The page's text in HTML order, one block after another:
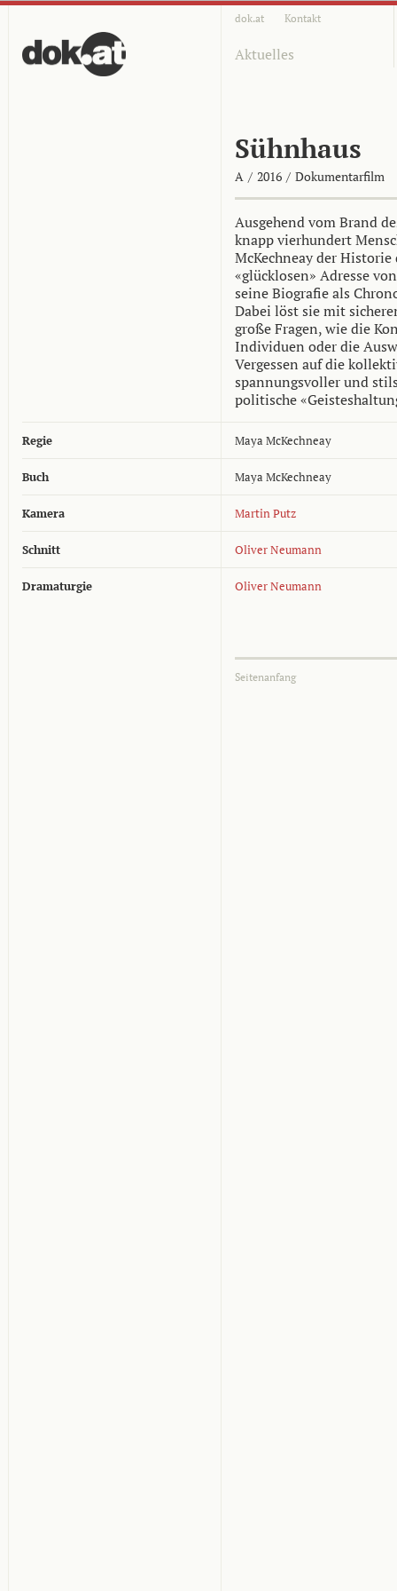
dok.at Kontakt
Aktuelles
Sühnhaus
A / 2016 / Dokumentarfilm
Ausgehend vom Brand
knapp vierhundert
McKechneay der
«glücklosen» Adresse
seine Biografie als
Dabei löst sie mit
große Fragen, wie die
Individuen oder die
Vergessen auf die
spannungsvoller und
politische
Regie Maya McKechneay
Buch Maya McKechneay
Kamera Martin Putz
Schnitt Oliver Neumann
Dramaturgie Oliver Neumann
Seitenanfang